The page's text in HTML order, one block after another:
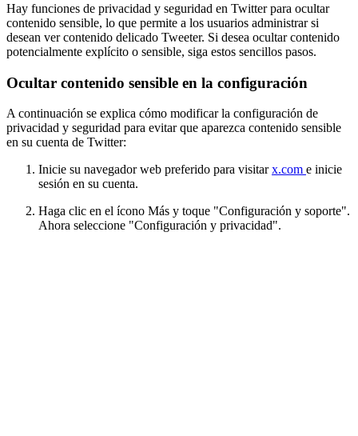
Hay funciones de privacidad y seguridad en Twitter para ocultar
contenido sensible, lo que permite a los usuarios administrar si
desean ver contenido delicado Tweeter. Si desea ocultar contenido
potencialmente explícito o sensible, siga estos sencillos pasos.
Ocultar contenido sensible en la configuración
A continuación se explica cómo modificar la configuración de
privacidad y seguridad para evitar que aparezca contenido sensible
en su cuenta de Twitter:
Inicie su navegador web preferido para visitarx.com e inicie
sesión en su cuenta.
Haga clic en el ícono Más y toque "Configuración y soporte".
Ahora seleccione "Configuración y privacidad".